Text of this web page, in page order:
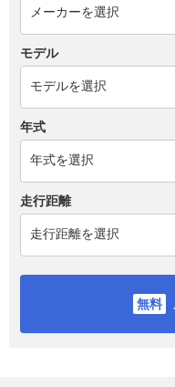
モデル
年式
走行距離